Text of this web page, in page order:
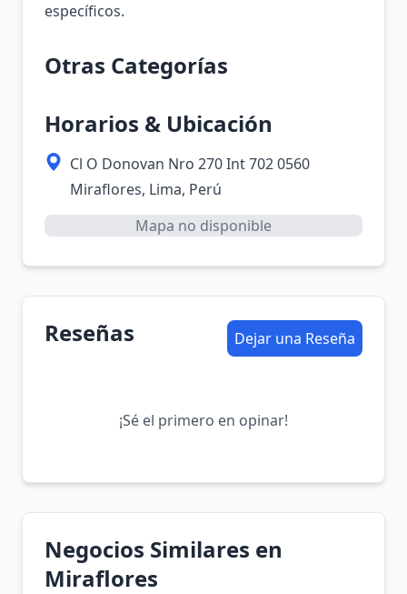
específicos.
Otras Categorías
Horarios & Ubicación
Cl O Donovan Nro 270 Int 702 0560
Miraflores, Lima, Perú
Mapa no disponible
Reseñas Dejar una Reseña
¡Sé el primero en opinar!
Negocios Similares en
Miraflores